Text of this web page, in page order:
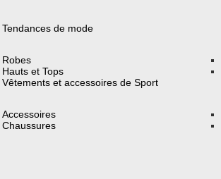
Tendances de mode
Robes
Hauts et Tops
Vêtements et accessoires de Sport
Accessoires
Chaussures